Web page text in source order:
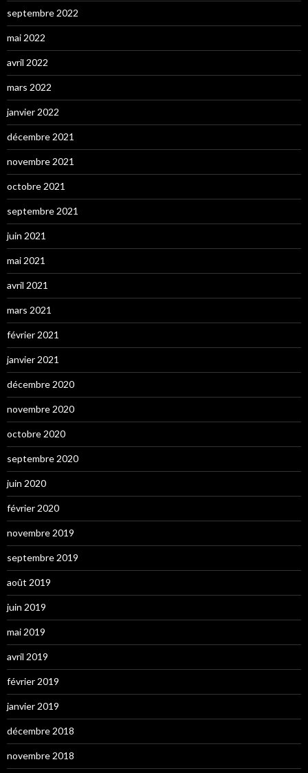
septembre 2022
mai 2022
avril 2022
mars 2022
janvier 2022
décembre 2021
novembre 2021
octobre 2021
septembre 2021
juin 2021
mai 2021
avril 2021
mars 2021
février 2021
janvier 2021
décembre 2020
novembre 2020
octobre 2020
septembre 2020
juin 2020
février 2020
novembre 2019
septembre 2019
août 2019
juin 2019
mai 2019
avril 2019
février 2019
janvier 2019
décembre 2018
novembre 2018